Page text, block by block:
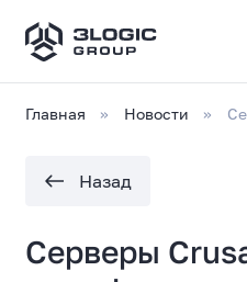
Главная Новости
Назад
Серверы